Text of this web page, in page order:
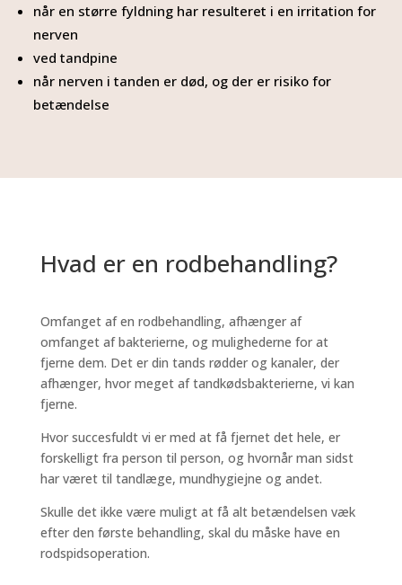
når en større fyldning har resulteret i en irritation for
nerven
ved tandpine
når nerven i tanden er død, og der er risiko for
betændelse
Hvad er en rodbehandling?
Omfanget af en rodbehandling, afhænger af
omfanget af bakterierne, og mulighederne for at
fjerne dem. Det er din tands rødder og kanaler, der
afhænger, hvor meget af tandkødsbakterierne, vi kan
fjerne.
Hvor succesfuldt vi er med at få fjernet det hele, er
forskelligt fra person til person, og hvornår man sidst
har været til tandlæge, mundhygiejne og andet.
Skulle det ikke være muligt at få alt betændelsen væk
efter den første behandling, skal du måske have en
rodspidsoperation.